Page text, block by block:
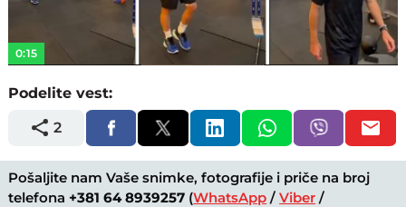
Video
0:15
Podelite vest:
2
Pošaljite nam Vaše snimke, fotografije i priče na broj
telefona +381 64 8939257 (WhatsApp /Viber /